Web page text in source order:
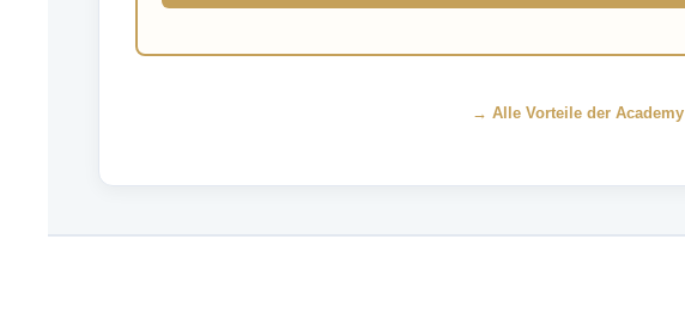
→ Alle Vorteile der Academy